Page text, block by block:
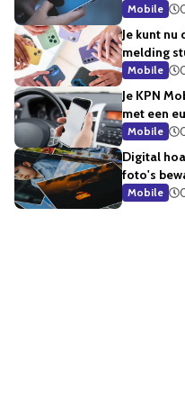
Mobile
Je kunt nu
melding
Mobile
Je KPN
met een
Mobile
Digital
foto's
Mobile